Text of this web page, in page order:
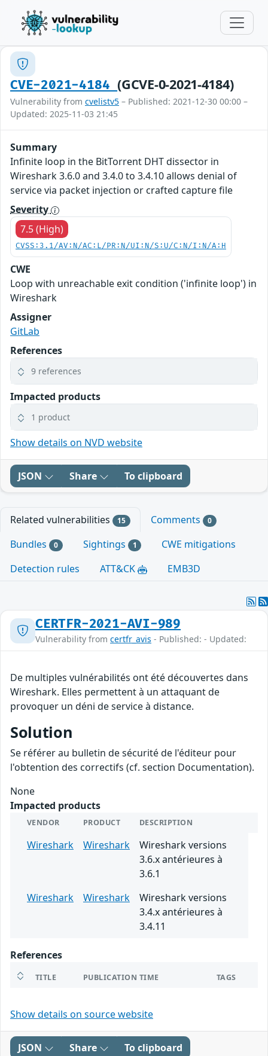
CVE-2021-4184(GCVE-0-2021-4184)
Vulnerability from cvelistv5 – Published: 2021-12-30 00:00 –
Updated: 2025-11-03 21:45
Summary
Infinite loop in the BitTorrent DHT dissector in
Wireshark 3.6.0 and 3.4.0 to 3.4.10 allows denial of
service via packet injection or crafted capture file
Severity
7.5 (High)
CVSS:3.1/AV:N/AC:L/PR:N/UI:N/S:U/C:N/I:N/A:H
CWE
Loop with unreachable exit condition ('infinite loop') in
Wireshark
Assigner
GitLab
References
9 references
Impacted products
1 product
Show details on NVD website
JSON Share To clipboard
Related vulnerabilities 15 Comments 0
Bundles 0 Sightings 1
CWE mitigations
Detection rules
ATT&CK EMB3D
CERTFR-2021-AVI-989
Vulnerability from certfr_avis - Published: - Updated:
De multiples vulnérabilités ont été découvertes dans
Wireshark. Elles permettent à un attaquant de
provoquer un déni de service à distance.
Solution
Se référer au bulletin de sécurité de l'éditeur pour
l'obtention des correctifs (cf. section Documentation).
None
Impacted products
VENDOR PRODUCT DESCRIPTION
Wireshark Wireshark
Wireshark versions
3.6.x antérieures à
3.6.1
Wireshark
Wireshark
Wireshark versions
3.4.x antérieures à
3.4.11
References
TITLE PUBLICATION TIME TAGS
Show details on source website
JSON Share To clipboard